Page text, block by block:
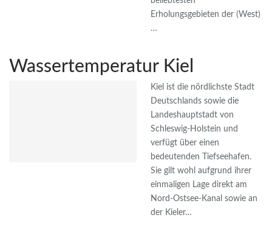
Erholungsgebieten der (West)
…
Wassertemperatur Kiel
Kiel ist die nördlichste Stadt
Deutschlands sowie die
Landeshauptstadt von
Schleswig-Holstein und
verfügt über einen
bedeutenden Tiefseehafen.
Sie gilt wohl aufgrund ihrer
einmaligen Lage direkt am
Nord-Ostsee-Kanal sowie an
der Kieler…